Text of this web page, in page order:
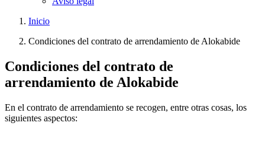
Inicio
Condiciones del contrato de arrendamiento de Alokabide
Condiciones del contrato de
arrendamiento de Alokabide
En el contrato de arrendamiento se recogen, entre otras cosas, los
siguientes aspectos: